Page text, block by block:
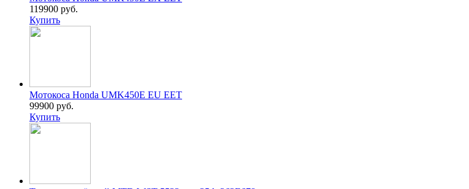
119900 руб.
Купить
Мотокоса Honda UMK450E EU EET
99900 руб.
Купить